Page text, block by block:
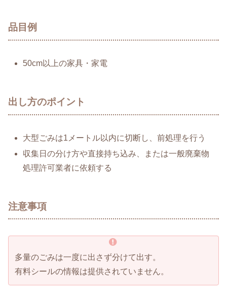
品目例
50cm以上の家具・家電
出し方のポイント
大型ごみは1メートル以内に切断し、前処理を行う
収集日の分け方や直接持ち込み、または一般廃棄物
処理許可業者に依頼する
注意事項
多量のごみは一度に出さず分けて出す。
有料シールの情報は提供されていません。